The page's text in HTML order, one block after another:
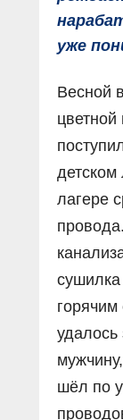
уже
Весной
детском
лагере
удалось
шёл по